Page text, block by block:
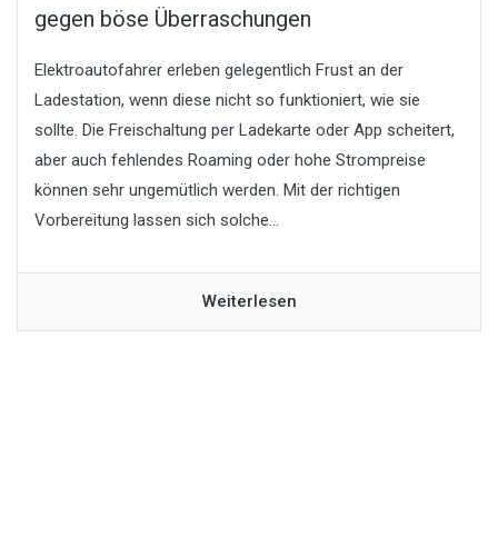
gegen böse Überraschungen
Elektroautofahrer erleben gelegentlich Frust an der
Ladestation, wenn diese nicht so funktioniert, wie sie
sollte. Die Freischaltung per Ladekarte oder App scheitert,
aber auch fehlendes Roaming oder hohe Strompreise
können sehr ungemütlich werden. Mit der richtigen
Vorbereitung lassen sich solche...
Weiterlesen